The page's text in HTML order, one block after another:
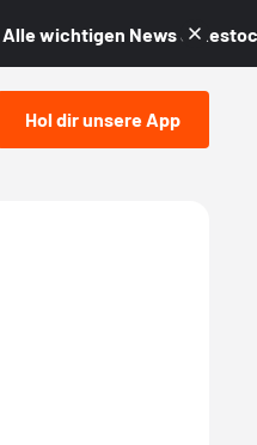
Alle wichtigen News &
Hol dir unsere App